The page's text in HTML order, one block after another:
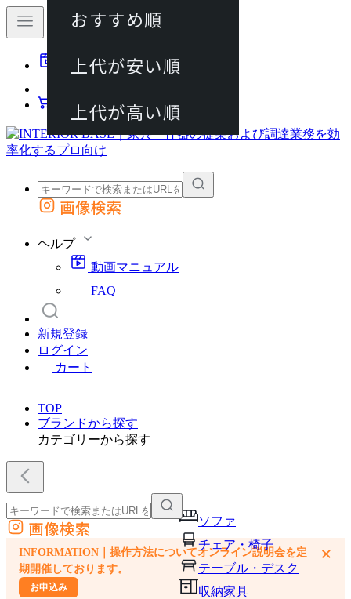
動画マニュアル
カート
外部サイトの商品をカートに追加
画像検索
ヘルプ
動画マニュアル
FAQ
新規登録
ログイン
カート
TOP
ブランドから探す
カテゴリーから探す
ソファ
チェア・椅子
テーブル・デスク
収納家具
外部サイトの商品をカートに追加
他のサイトで見つけた商品ページのURLを貼り付けて、カートに追加できます
画像検索
INFORMATION｜操作方法についてオンライン説明会を定
期開催しております。
お申込み
×
おすすめ順
上代が安い順
上代が高い順